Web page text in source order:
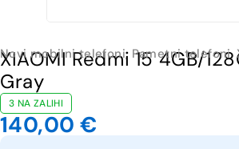
Novi mobilni telefoni, Pametni telefoni,
XIAOMI Redmi 15 4GB/
Gray
3 NA ZALIHI
140,00 €